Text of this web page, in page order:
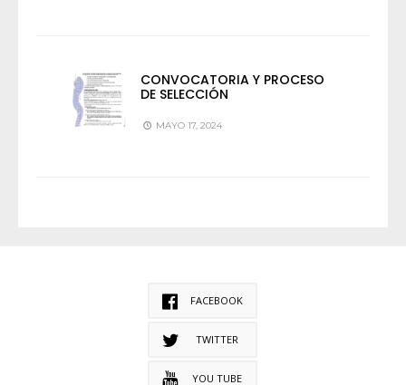
CONVOCATORIA Y PROCESO
DE SELECCIÓN
MAYO 17, 2024
FACEBOOK
TWITTER
YOU TUBE